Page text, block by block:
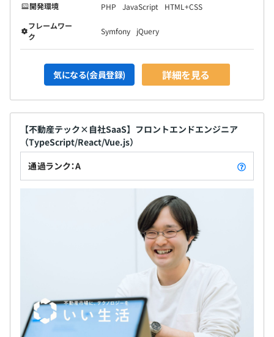
開発環境 PHP JavaScript
HTML+CSS
フレームワー
ク
Symfony jQuery
気になる(会員登録) 詳細を見る
【不動産テック×自社SaaS】フロントエンドエンジニア
（TypeScript/React/Vue.js）
通過ランク：A